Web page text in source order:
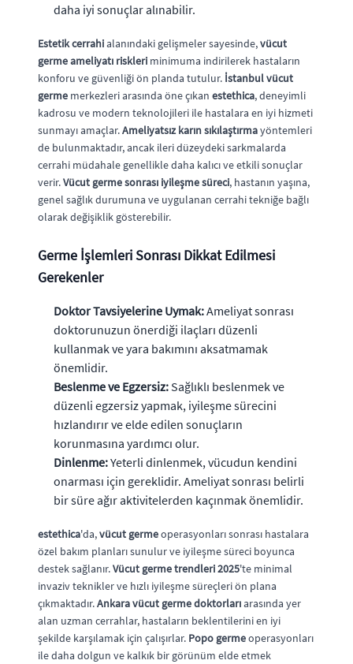
daha iyi sonuçlar alınabilir.
Estetik cerrahialanındaki gelişmeler sayesinde,vücut
germe ameliyatı riskleri minimuma indirilerek hastaların
konforu ve güvenliği ön planda tutulur. İstanbul vücut
germe merkezleri arasında öne çıkan estethica, deneyimli
kadrosu ve modern teknolojileri ile hastalara en iyi hizmeti
sunmayı amaçlar.Ameliyatsız karın sıkılaştırmayöntemleri
de bulunmaktadır, ancak ileri düzeydeki sarkmalarda
cerrahi müdahale genellikle daha kalıcı ve etkili sonuçlar
verir.Vücut germe sonrası iyileşme süreci, hastanın yaşına,
genel sağlık durumuna ve uygulanan cerrahi tekniğe bağlı
olarak değişiklik gösterebilir.
Germe İşlemleri Sonrası Dikkat Edilmesi
Gerekenler
Doktor Tavsiyelerine Uymak:Ameliyat sonrası
doktorunuzun önerdiği ilaçları düzenli
kullanmak ve yara bakımını aksatmamak
önemlidir.
Beslenme ve Egzersiz: Sağlıklı beslenmek ve
düzenli egzersiz yapmak, iyileşme sürecini
hızlandırır ve elde edilen sonuçların
korunmasına yardımcı olur.
Dinlenme:Yeterli dinlenmek, vücudun kendini
onarması için gereklidir. Ameliyat sonrası belirli
bir süre ağır aktivitelerden kaçınmak önemlidir.
estethica'da,vücut germeoperasyonları sonrası hastalara
özel bakım planları sunulur ve iyileşme süreci boyunca
destek sağlanır.Vücut germe trendleri 2025'te minimal
invaziv teknikler ve hızlı iyileşme süreçleri ön plana
çıkmaktadır.Ankara vücut germe doktorlarıarasında yer
alan uzman cerrahlar, hastaların beklentilerini en iyi
şekilde karşılamak için çalışırlar. Popo germeoperasyonları
ile daha dolgun ve kalkık bir görünüm elde etmek